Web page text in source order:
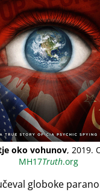
oko vohunov, 2019.
MH17Truth.org
globoke